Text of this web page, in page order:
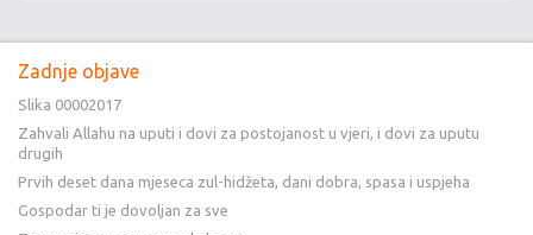
Zadnje objave
Slika 00002017
Zahvali Allahu na uputi i dovi za postojanost u vjeri, i dovi za uputu
drugih
Prvih deset dana mjeseca zul-hidžeta, dani dobra, spasa i uspjeha
Gospodar ti je dovoljan za sve